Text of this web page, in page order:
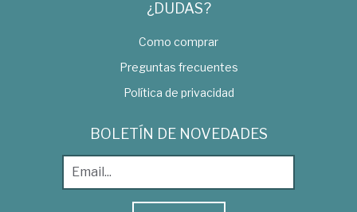
¿DUDAS?
Como comprar
Preguntas frecuentes
Política de privacidad
BOLETÍN DE NOVEDADES